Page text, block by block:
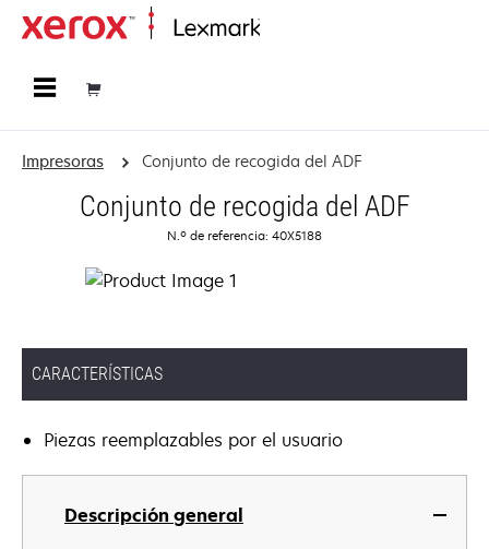
Impresoras Conjunto de recogida del ADF
Conjunto de recogida del ADF
N.º de referencia: 40X5188
CARACTERÍSTICAS
Piezas reemplazables por el usuario
Descripción general